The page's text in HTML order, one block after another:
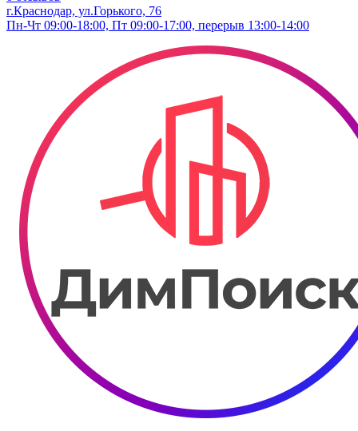
г.Краснодар, ул.​Горького, 76
Пн-Чт 09:00-18:00, Пт 09:00-17:00, перерыв 13:00-14:00